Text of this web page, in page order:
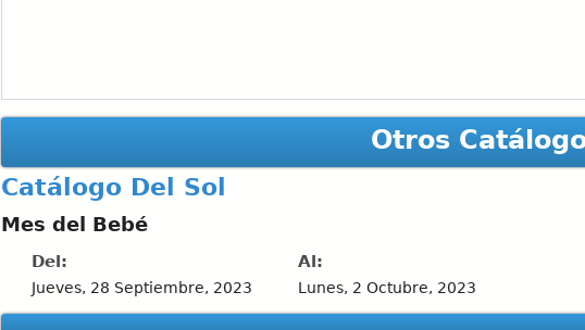
Otros
Catálogo Del Sol
Mes del Bebé
Del:
Jueves, 28 Septiembre, 2023
Al:
Lunes, 2 Octubre, 2023